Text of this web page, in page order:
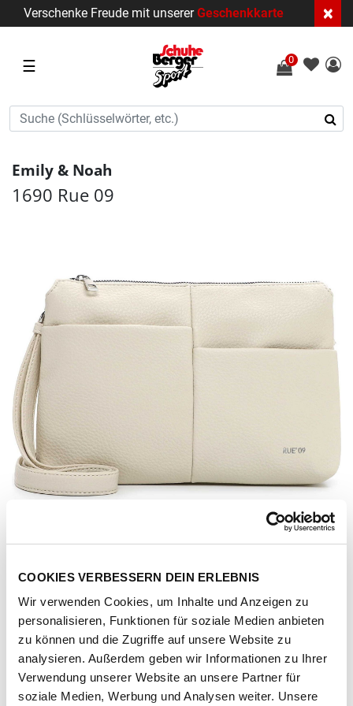
COOKIES VERBESSERN DEIN ERLEBNIS
Wir verwenden Cookies, um Inhalte und Anzeigen zu
personalisieren, Funktionen für soziale Medien anbieten
zu können und die Zugriffe auf unsere Website zu
analysieren. Außerdem geben wir Informationen zu Ihrer
Verwendung unserer Website an unsere Partner für
soziale Medien, Werbung und Analysen weiter. Unsere
Verschenke Freude mit unsererGeschenkkarte ×
☰ 0
Emily & Noah
1690 Rue 09
Artikel-Nr.207263-1051-1001